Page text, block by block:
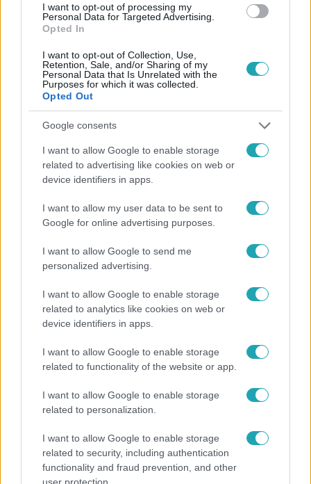
I want to opt-out of processing my
Personal Data for Targeted Advertising.
Opted In
I want to opt-out of Collection, Use,
Retention, Sale, and/or Sharing of my
Personal Data that Is Unrelated with the
Purposes for which it was collected.
Opted Out
Google consents
I want to allow Google to enable storage
related to advertising like cookies on web or
device identifiers in apps.
I want to allow my user data to be sent to
Google for online advertising purposes.
I want to allow Google to send me
personalized advertising.
I want to allow Google to enable storage
related to analytics like cookies on web or
device identifiers in apps.
I want to allow Google to enable storage
related to functionality of the website or app.
I want to allow Google to enable storage
related to personalization.
I want to allow Google to enable storage
related to security, including authentication
functionality and fraud prevention, and other
user protection.
FUTBALL #LABDARÚGÁS #BAJNOKOK LIGÁJA
PSG-ARSENAL
MAGYARORSZÁG
Népszerű